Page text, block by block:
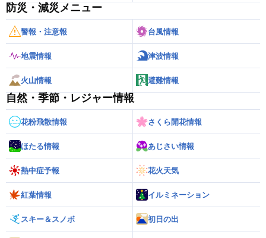
防災・減災メニュー
警報・注意報 台風情報
地震情報 津波情報
火山情報 避難情報
自然・季節・レジャー情報
花粉飛散情報 さくら開花情報
ほたる情報 あじさい情報
熱中症予報 花火天気
紅葉情報 イルミネーション
スキー＆スノボ 初日の出